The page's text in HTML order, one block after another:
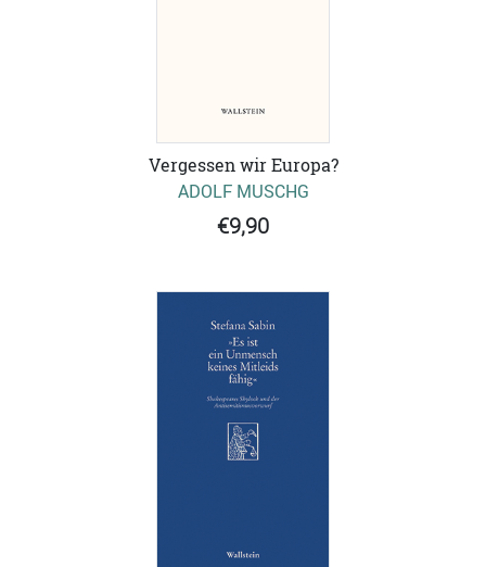
Vergessen wir Europa?
ADOLF MUSCHG
€9,90